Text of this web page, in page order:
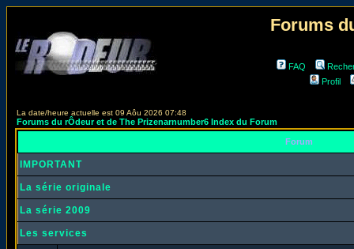
Forums
FAQ
Profil
La date/heure actuelle est 09 Aôu 2026 07:48
Forums du rÔdeur et de The Prizenarnumber6 Index du Forum
Forum
IMPORTANT
La série originale
La série 2009
Les services